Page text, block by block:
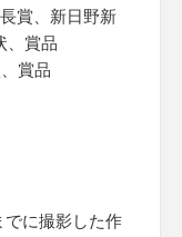
賞、新日野新
、賞品
賞品
に撮影した作